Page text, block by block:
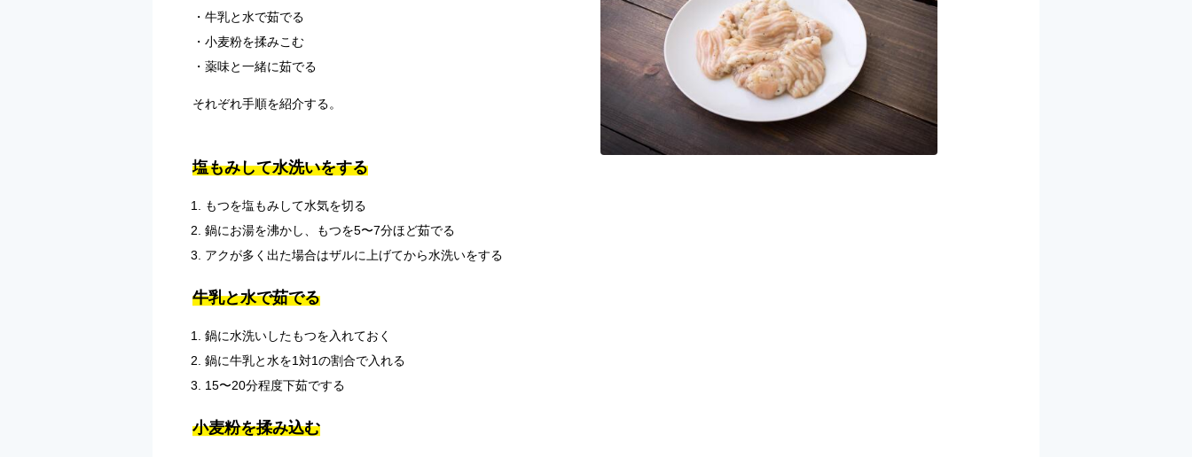
牛乳と水で茹でる
小麦粉を揉みこむ
薬味と一緒に茹でる
それぞれ手順を紹介する。
塩もみして水洗いをする
もつを塩もみして水気を切る
鍋にお湯を沸かし、もつを5〜7分ほど茹でる
アクが多く出た場合はザルに上げてから水洗いをする
牛乳と水で茹でる
鍋に水洗いしたもつを入れておく
鍋に牛乳と水を1対1の割合で入れる
15〜20分程度下茹でする
小麦粉を揉み込む